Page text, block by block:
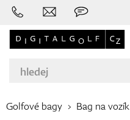
Golfové bagy Bag na vozík